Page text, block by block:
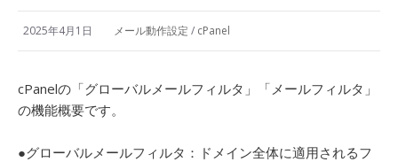
2025年4月1日 メール動作設定 / cPanel
cPanelの「グローバルメールフィルタ」「メールフィルタ」
の機能概要です。
●グローバルメールフィルタ：ドメイン全体に適用されるフ